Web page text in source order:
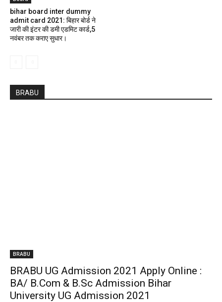
bihar board inter dummy
admit card 2021: बिहार बोर्ड ने
जारी की इंटर की डमी एडमिट कार्ड,5
नवंबर तक कराए सुधार।
BRABU
BRABU
BRABU UG Admission 2021 Apply Online :
BA/ B.Com & B.Sc Admission Bihar
University UG Admission 2021